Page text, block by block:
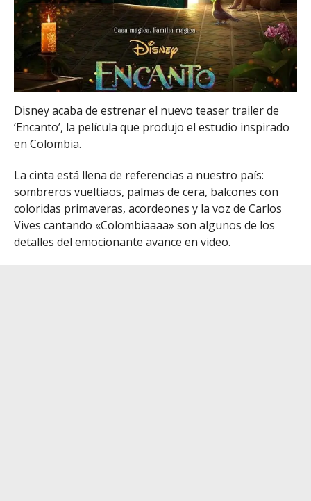
Disney acaba de estrenar el nuevo teaser trailer de
‘Encanto’, la película que produjo el estudio inspirado
en Colombia.
La cinta está llena de referencias a nuestro país:
sombreros vueltiaos, palmas de cera, balcones con
coloridas primaveras, acordeones y la voz de Carlos
Vives cantando «Colombiaaaa» son algunos de los
detalles del emocionante avance en video.